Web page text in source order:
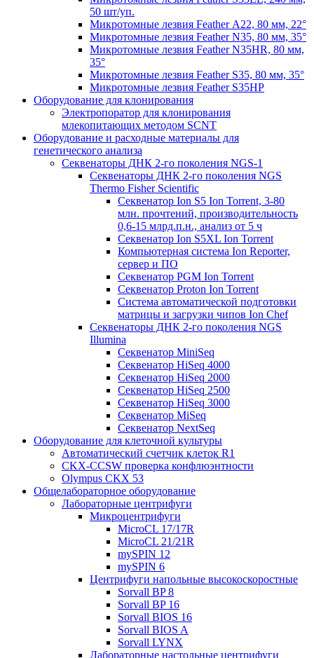
50 шт/уп.
Микротомные лезвия Feather А22, 80 мм, 22°
Микротомные лезвия Feather N35, 80 мм, 35°
Микротомные лезвия Feather N35HR, 80 мм,
35°
Микротомные лезвия Feather S35, 80 мм, 35°
Микротомные лезвия Feather S35HP
Оборудование для клонирования
Электропоратор для клонирования
млекопитающих методом SCNT
Оборудование и расходные материалы для
генетического анализа
Секвенаторы ДНК 2-го поколения NGS-1
Секвенаторы ДНК 2-го поколения NGS
Thermo Fisher Scientific
Секвенатор Ion S5 Ion Torrent, 3-80
млн. прочтений, производительность
0,6-15 млрд.п.н., анализ от 5 ч
Секвенатор Ion S5XL Ion Torrent
Компьютерная система Ion Reporter,
сервер и ПО
Секвенатор PGM Ion Torrent
Секвенатор Proton Ion Torrent
Система автоматической подготовки
матрицы и загрузки чипов Ion Chef
Секвенаторы ДНК 2-го поколения NGS
Illumina
Секвенатор MiniSeq
Секвенатор HiSeq 4000
Секвенатор HiSeq 2000
Секвенатор HiSeq 2500
Секвенатор HiSeq 3000
Секвенатор MiSeq
Секвенатор NextSeq
Оборудование для клеточной культуры
Автоматический счетчик клеток R1
CKX-CCSW проверка конфлюэнтности
Olympus CKX 53
Общелабораторное оборудование
Лабораторные центрифуги
Микроцентрифуги
MicroCL 17/17R
MicroCL 21/21R
mySPIN 12
mySPIN 6
Центрифуги напольные высокоскоростные
Sorvall BP 8
Sorvall BP 16
Sorvall BIOS 16
Sorvall BIOS A
Sorvall LYNX
Лабораторные настольные центрифуги